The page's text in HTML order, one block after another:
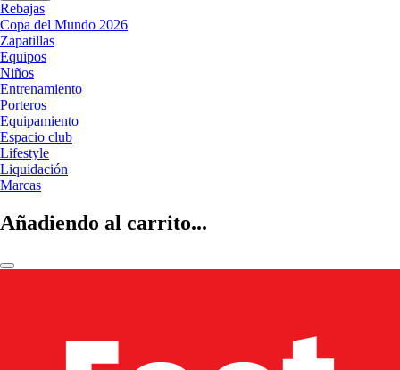
Rebajas
Copa del Mundo 2026
Zapatillas
Equipos
Niños
Entrenamiento
Porteros
Equipamiento
Espacio club
Lifestyle
Liquidación
Marcas
Añadiendo al carrito...